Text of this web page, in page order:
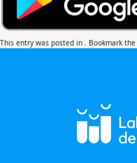
This entry was posted in . Bookmark the